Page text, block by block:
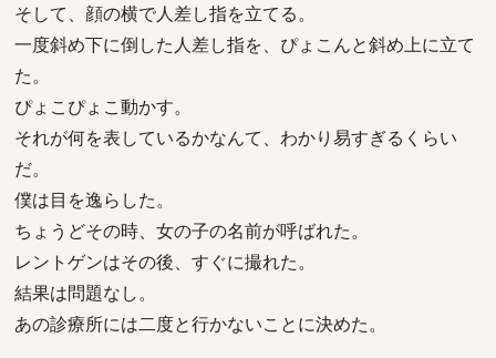
そして、顔の横で人差し指を立てる。
一度斜め下に倒した人差し指を、ぴょこんと斜め上に立て
た。
ぴょこぴょこ動かす。
それが何を表しているかなんて、わかり易すぎるくらい
だ。
僕は目を逸らした。
ちょうどその時、女の子の名前が呼ばれた。
レントゲンはその後、すぐに撮れた。
結果は問題なし。
あの診療所には二度と行かないことに決めた。